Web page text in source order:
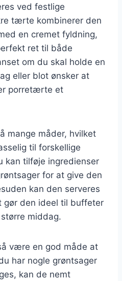
ved festlige
tærte kombinerer den
en cremet fyldning,
ret til både
om du skal holde en
eller blot ønsker at
porretærte et
mange måder, hvilket
til forskellige
kan tilføje ingredienser
for at give den
kan den serveres
gør den ideel til buffeter
middag.
være en god måde at
har nogle grøntsager
kan de nemt